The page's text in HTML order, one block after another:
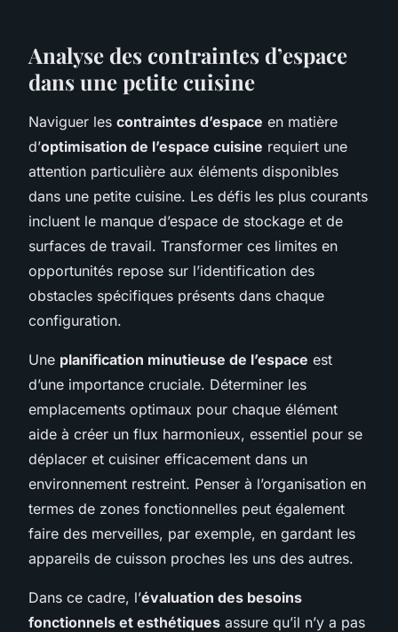
Analyse des contraintes d’espace
dans une petite cuisine
Naviguer les contraintes d’espace en matière
d’optimisation de l’espace cuisine requiert une
attention particulière aux éléments disponibles
dans une petite cuisine. Les défis les plus courants
incluent le manque d’espace de stockage et de
surfaces de travail. Transformer ces limites en
opportunités repose sur l’identification des
obstacles spécifiques présents dans chaque
configuration.
Une planification minutieuse de l’espace est
d’une importance cruciale. Déterminer les
emplacements optimaux pour chaque élément
aide à créer un flux harmonieux, essentiel pour se
déplacer et cuisiner efficacement dans un
environnement restreint. Penser à l’organisation en
termes de zones fonctionnelles peut également
faire des merveilles, par exemple, en gardant les
appareils de cuisson proches les uns des autres.
Dans ce cadre, l’évaluation des besoins
fonctionnels et esthétiques assure qu’il n’y a pas